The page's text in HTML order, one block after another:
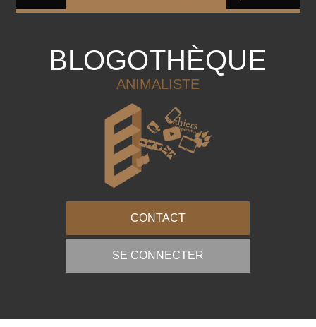
BLOGOTHÈQUE
ANIMALISTE
CONTACT
SE CONNECTER